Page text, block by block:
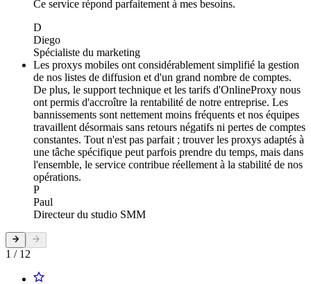
Ce service répond parfaitement à mes besoins.
D
Diego
Spécialiste du marketing
Les proxys mobiles ont considérablement simplifié la gestion
de nos listes de diffusion et d'un grand nombre de comptes.
De plus, le support technique et les tarifs d'OnlineProxy nous
ont permis d'accroître la rentabilité de notre entreprise. Les
bannissements sont nettement moins fréquents et nos équipes
travaillent désormais sans retours négatifs ni pertes de comptes
constantes. Tout n'est pas parfait ; trouver les proxys adaptés à
une tâche spécifique peut parfois prendre du temps, mais dans
l'ensemble, le service contribue réellement à la stabilité de nos
opérations.
P
Paul
Directeur du studio SMM
1 / 12